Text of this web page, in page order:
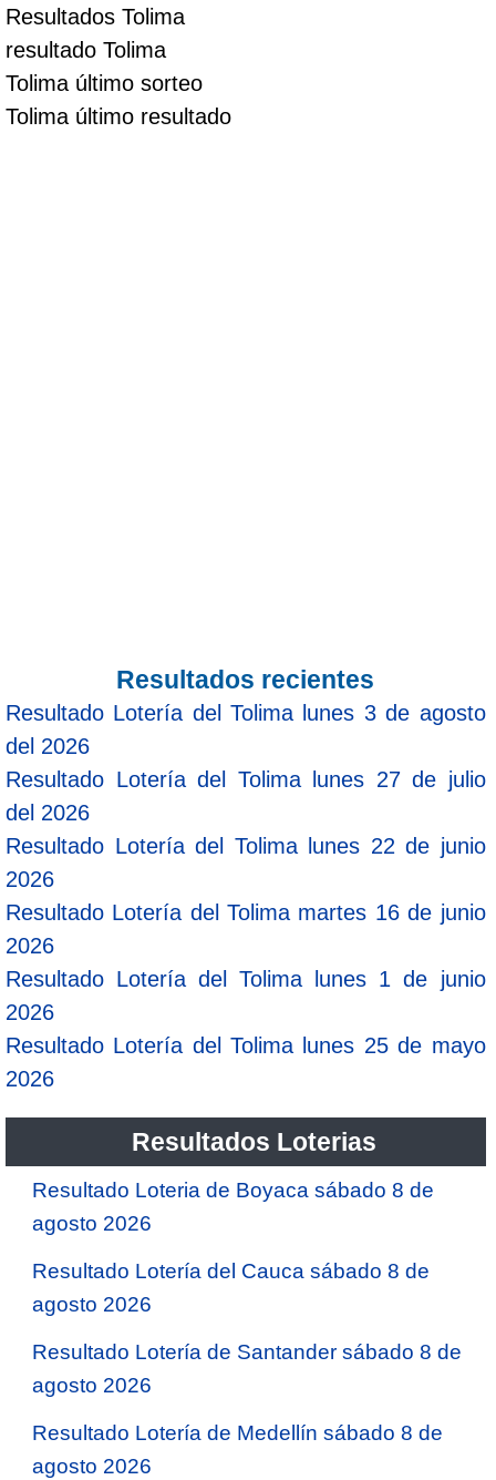
Resultados Tolima
resultado Tolima
Tolima último sorteo
Tolima último resultado
Resultados recientes
Resultado Lotería del Tolima lunes 3 de agosto
del 2026
Resultado Lotería del Tolima lunes 27 de julio
del 2026
Resultado Lotería del Tolima lunes 22 de junio
2026
Resultado Lotería del Tolima martes 16 de junio
2026
Resultado Lotería del Tolima lunes 1 de junio
2026
Resultado Lotería del Tolima lunes 25 de mayo
2026
Resultados Loterias
Resultado Loteria de Boyaca sábado 8 de
agosto 2026
Resultado Lotería del Cauca sábado 8 de
agosto 2026
Resultado Lotería de Santander sábado 8 de
agosto 2026
Resultado Lotería de Medellín sábado 8 de
agosto 2026